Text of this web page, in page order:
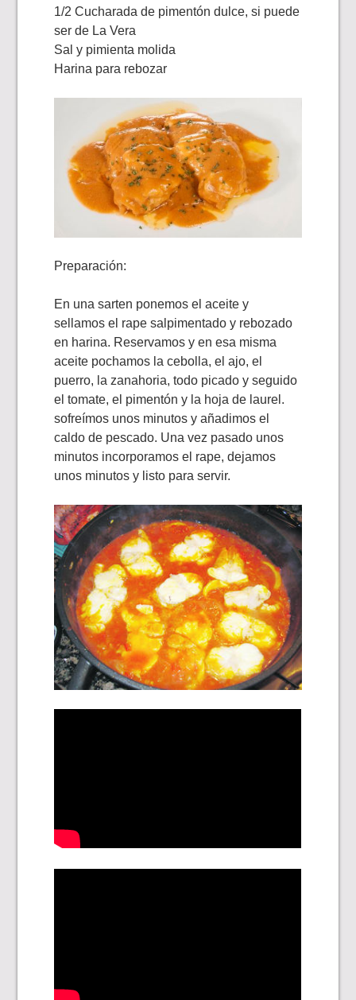
1/2 Cucharada de pimentón dulce, si puede
ser de La Vera
Sal y pimienta molida
Harina para rebozar
Preparación:
En una sarten ponemos el aceite y
sellamos el rape salpimentado y rebozado
en harina. Reservamos y en esa misma
aceite pochamos la cebolla, el ajo, el
puerro, la zanahoria, todo picado y seguido
el tomate, el pimentón y la hoja de laurel.
sofreímos unos minutos y añadimos el
caldo de pescado. Una vez pasado unos
minutos incorporamos el rape, dejamos
unos minutos y listo para servir.